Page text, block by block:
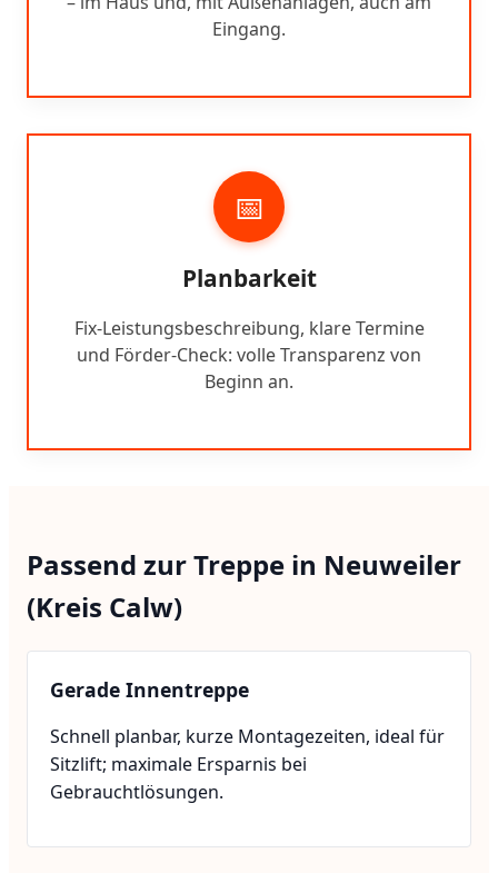
Eingang.
📅
Planbarkeit
Fix-Leistungsbeschreibung, klare Termine
und Förder-Check: volle Transparenz von
Beginn an.
Passend zur Treppe in Neuweiler
(Kreis Calw)
Gerade Innentreppe
Schnell planbar, kurze Montagezeiten, ideal für
Sitzlift; maximale Ersparnis bei
Gebrauchtlösungen.